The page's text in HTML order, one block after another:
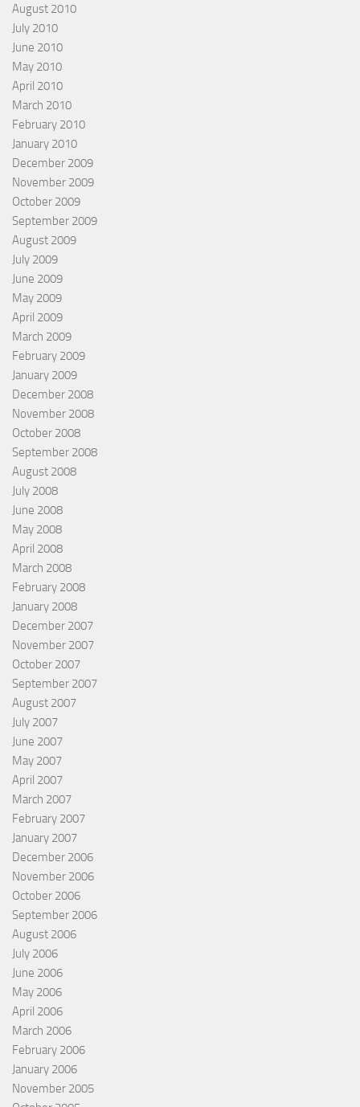
August 2010
July 2010
June 2010
May 2010
April 2010
March 2010
February 2010
January 2010
December 2009
November 2009
October 2009
September 2009
August 2009
July 2009
June 2009
May 2009
April 2009
March 2009
February 2009
January 2009
December 2008
November 2008
October 2008
September 2008
August 2008
July 2008
June 2008
May 2008
April 2008
March 2008
February 2008
January 2008
December 2007
November 2007
October 2007
September 2007
August 2007
July 2007
June 2007
May 2007
April 2007
March 2007
February 2007
January 2007
December 2006
November 2006
October 2006
September 2006
August 2006
July 2006
June 2006
May 2006
April 2006
March 2006
February 2006
January 2006
November 2005